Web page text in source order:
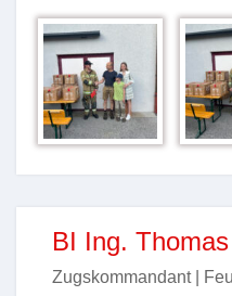
BI Ing.
Zugskommandant |